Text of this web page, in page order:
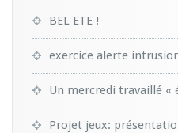
BEL ETE !
exercice alerte intrusion
Un mercredi travaillé «
Projet jeux: